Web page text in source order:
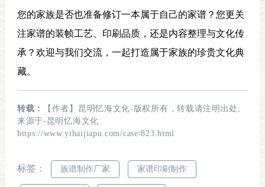
您的家族是否也准备修订一本属于自己的家谱？您更关
注家谱的装帧工艺、印刷品质，还是内容整理与文化传
承？欢迎与我们交流，一起打造属于家族的珍贵文化典
藏。
转载：
【作者】昆明忆海文化-版权所有，转载请注明出处;
来源于-昆明忆海文化
https://www.yihaijiapu.com/case/823.html
标签： 族谱制作厂家 家谱印刷制作